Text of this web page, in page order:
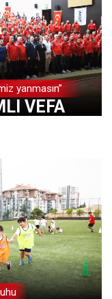
yanmasın”
VEFA